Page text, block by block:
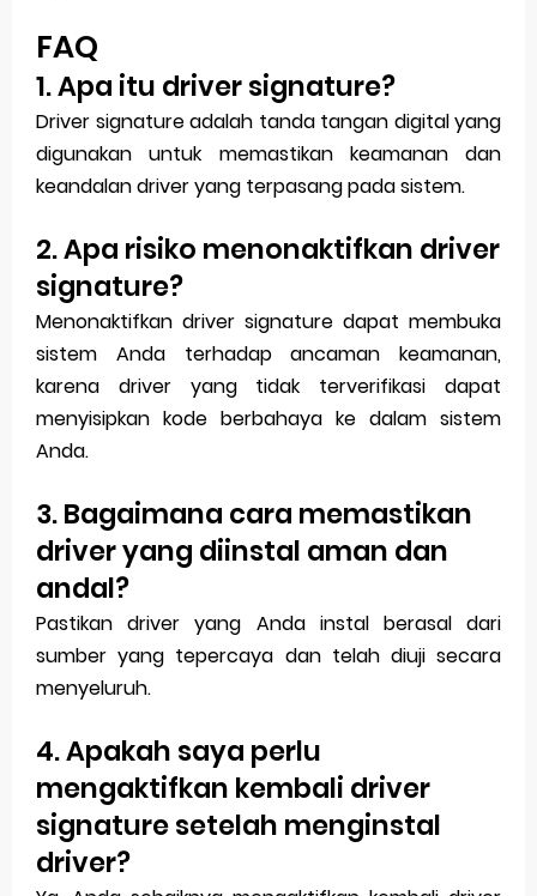
FAQ
1. Apa itu driver signature?
Driver signature adalah tanda tangan digital yang
digunakan untuk memastikan keamanan dan
keandalan driver yang terpasang pada sistem.
2. Apa risiko menonaktifkan driver
signature?
Menonaktifkan driver signature dapat membuka
sistem Anda terhadap ancaman keamanan,
karena driver yang tidak terverifikasi dapat
menyisipkan kode berbahaya ke dalam sistem
Anda.
3. Bagaimana cara memastikan
driver yang diinstal aman dan
andal?
Pastikan driver yang Anda instal berasal dari
sumber yang tepercaya dan telah diuji secara
menyeluruh.
4. Apakah saya perlu
mengaktifkan kembali driver
signature setelah menginstal
driver?